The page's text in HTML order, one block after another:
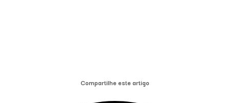
Compartilhe este artigo